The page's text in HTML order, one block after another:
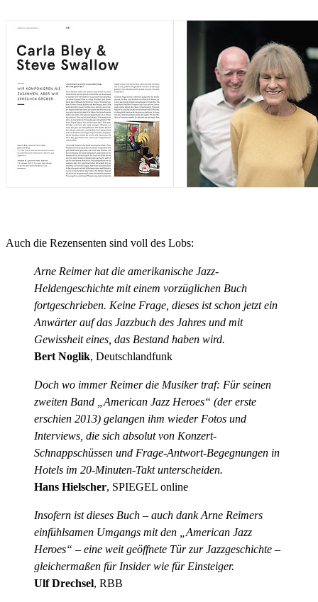
Auch die Rezensenten sind voll des Lobs:
Arne Reimer hat die amerikanische Jazz-
Heldengeschichte mit einem vorzüglichen Buch
fortgeschrieben. Keine Frage, dieses ist schon jetzt ein
Anwärter auf das Jazzbuch des Jahres und mit
Gewissheit eines, das Bestand haben wird.
Bert Noglik, Deutschlandfunk
Doch wo immer Reimer die Musiker traf: Für seinen
zweiten Band „American Jazz Heroes“ (der erste
erschien 2013) gelangen ihm wieder Fotos und
Interviews, die sich absolut von Konzert-
Schnappschüssen und Frage-Antwort-Begegnungen in
Hotels im 20-Minuten-Takt unterscheiden.
Hans Hielscher, SPIEGEL online
Insofern ist dieses Buch – auch dank Arne Reimers
einfühlsamen Umgangs mit den „American Jazz
Heroes“ – eine weit geöffnete Tür zur Jazzgeschichte –
gleichermaßen für Insider wie für Einsteiger.
Ulf Drechsel, RBB